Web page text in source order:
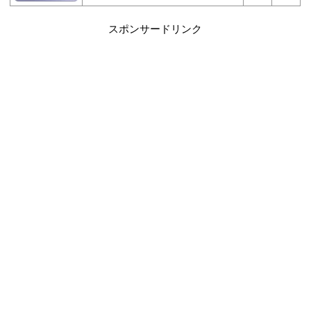
スポンサードリンク